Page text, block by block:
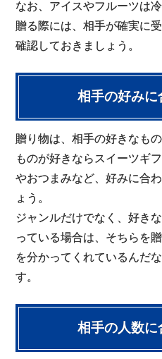
なお、アイスやフルーツは
贈る際には、相手が確実に
確認しておきましょう。
相手の好み
贈り物は、相手の好きなも
ものが好きならスイーツギ
やおつまみなど、好みに合
ょう。
ジャンルだけでなく、好き
っている場合は、そちらを
を分かってくれているんだ
す。
相手の人数